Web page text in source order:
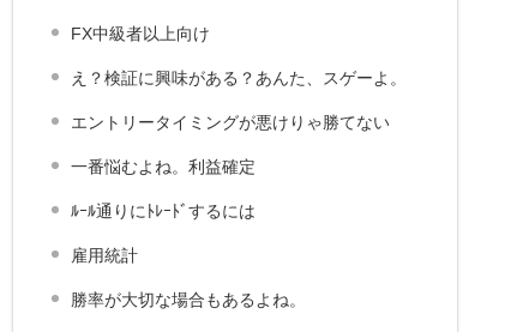
FX中級者以上向け
え？検証に興味がある？あんた、スゲーよ。
エントリータイミングが悪けりゃ勝てない
一番悩むよね。利益確定
ﾙｰﾙ通りにﾄﾚｰﾄﾞするには
雇用統計
勝率が大切な場合もあるよね。